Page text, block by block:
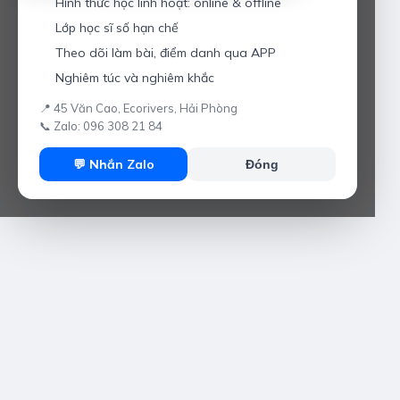
Lớp học sĩ số hạn chế
Theo dõi làm bài, điểm danh qua APP
Nghiêm túc và nghiêm khắc
📍 45 Văn Cao, Ecorivers, Hải Phòng
📞 Zalo: 096 308 21 84
💬 Nhắn Zalo Đóng